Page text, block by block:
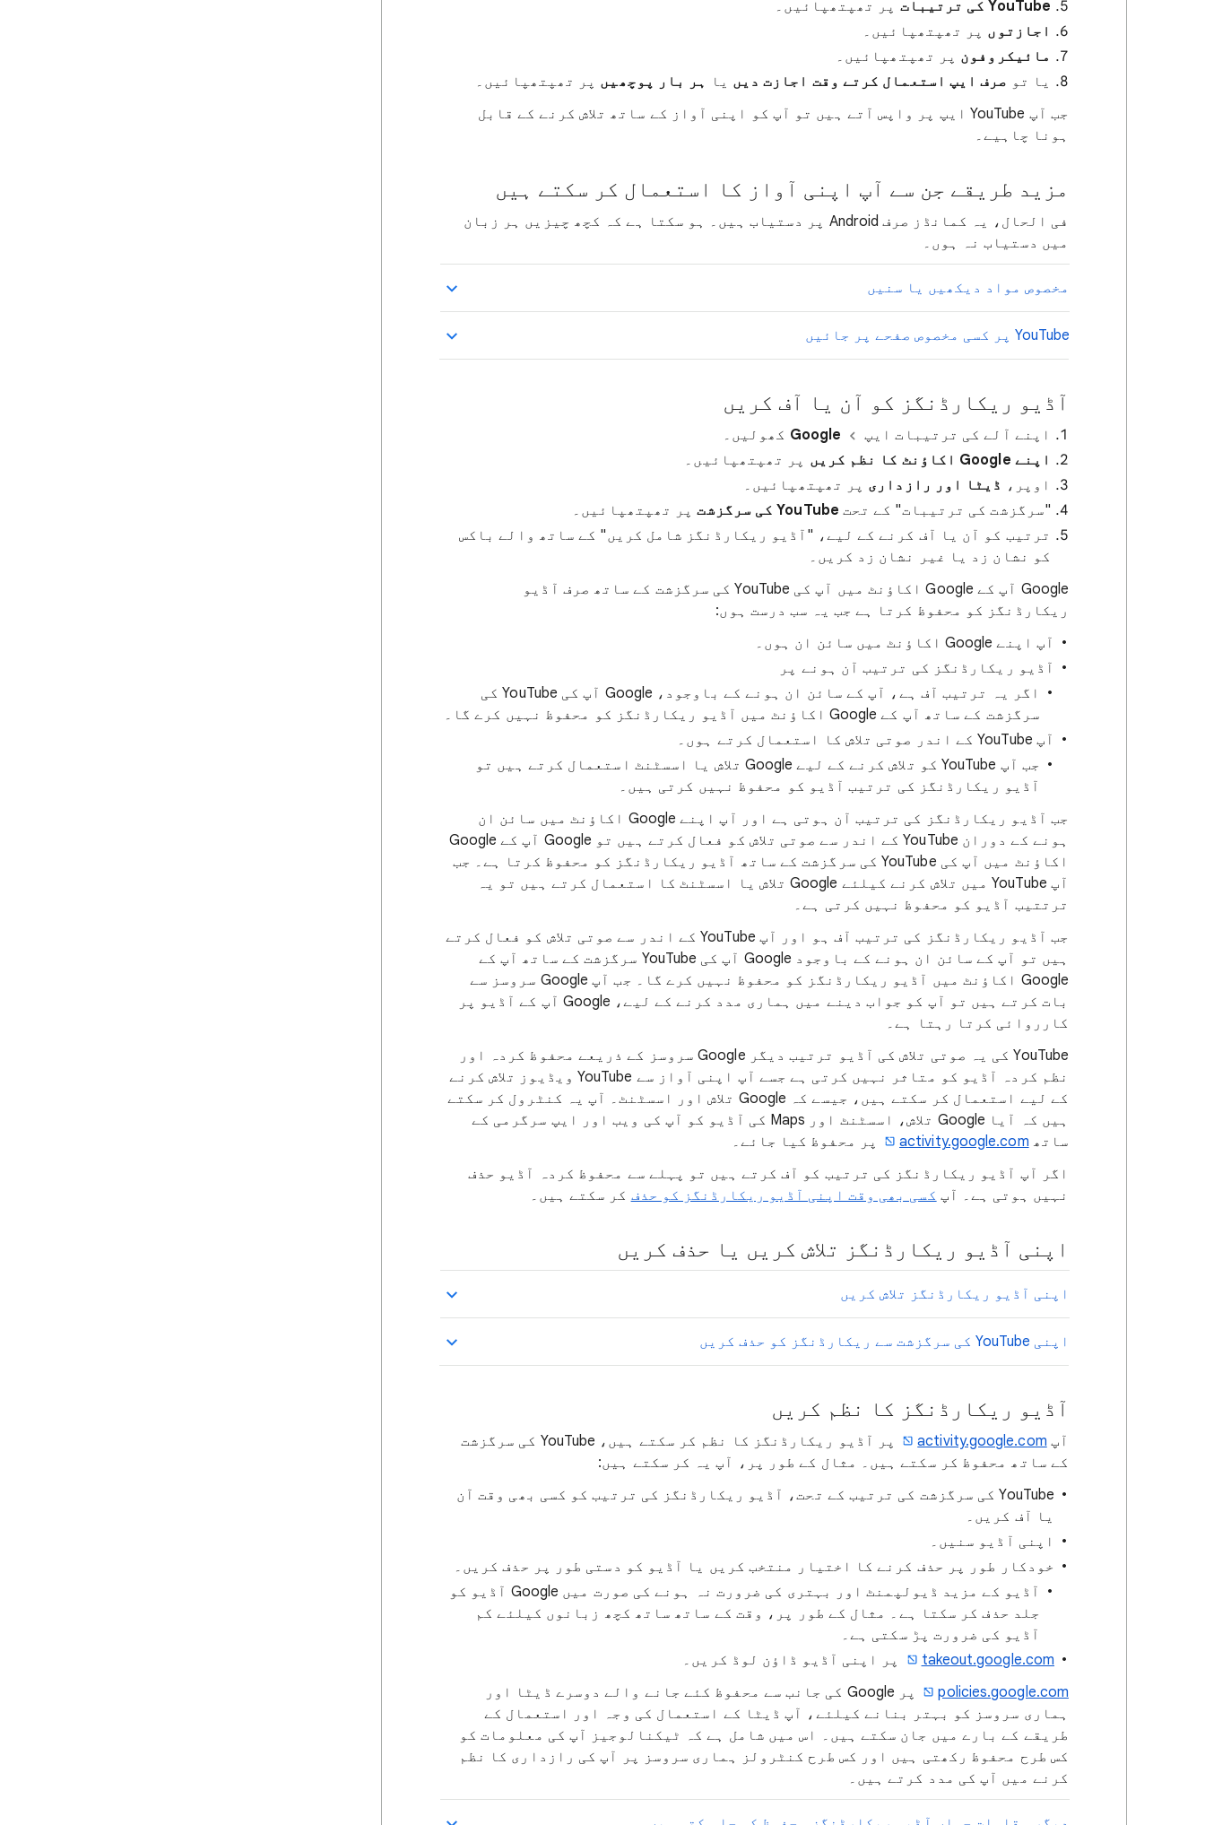
YouTube کی ترتیبات
پر تھپتھپائیں۔
اجازتوں پر تھپتھپائیں۔
مائیکروفون پر تھپتھپائیں۔
یا تو صرف ایپ استعمال کرتے وقت اجازت دیں یا ہر بار پوچھیں پر تھپتھپائیں۔
جب آپ YouTube ایپ پر واپس آتے ہیں تو آپ کو اپنی آواز کے ساتھ تلاش کرنے کے قابل
ہونا چاہیے۔
مزید طریقے جن سے آپ اپنی آواز کا استعمال کر سکتے ہیں
فی الحال، یہ کمانڈز صرف Android پر دستیاب ہیں۔ ہو سکتا ہے کہ کچھ چیزیں ہر زبان
میں دستیاب نہ ہوں۔
مخصوص مواد دیکھیں یا سنیں
YouTube پر کسی مخصوص صفحے پر جائیں
آڈیو ریکارڈنگز کو آن یا آف کریں
اپنے آلے کی ترتیبات ایپ Google کھولیں۔
اپنے Google اکاؤنٹ کا نظم کریں
پر تھپتھپائیں۔
اوپر، ڈیٹا اور رازداری پر تھپتھپائیں۔
"سرگزشت کی ترتیبات" کے تحت YouTube کی سرگزشت
پر تھپتھپائیں۔
ترتیب کو آن یا آف کرنے کے لیے، "آڈیو ریکارڈنگز شامل کریں" کے ساتھ والے باکس
کو نشان زد یا غیر نشان زد کریں۔
Google آپ کے Google اکاؤنٹ میں آپ کی YouTube کی سرگزشت کے ساتھ صرف آڈیو
ریکارڈنگز کو محفوظ کرتا ہے جب یہ سب درست ہوں:
آپ اپنے Google اکاؤنٹ میں سائن ان ہوں۔
آڈیو ریکارڈنگز کی ترتیب آن ہونے پر
اگر یہ ترتیب آف ہے، آپ کے سائن ان ہونے کے باوجود، Google آپ کی YouTube کی
سرگزشت کے ساتھ آپ کے Google اکاؤنٹ میں آڈیو ریکارڈنگز کو محفوظ نہیں کرے گا۔
آپ YouTube کے اندر صوتی تلاش کا استعمال کرتے ہوں۔
جب آپ YouTube کو تلاش کرنے کے لیے Google تلاش یا اسسٹنٹ استعمال کرتے ہیں تو
آڈیو ریکارڈنگز کی ترتیب آڈیو کو محفوظ نہیں کرتی ہیں۔
جب آڈیو ریکارڈنگز کی ترتیب آن ہوتی ہے اور آپ اپنے Google اکاؤنٹ میں سائن ان
ہونے کے دوران YouTube کے اندر سے صوتی تلاش کو فعال کرتے ہیں تو Google آپ کے Google
اکاؤنٹ میں آپ کی YouTube کی سرگزشت کے ساتھ آڈیو ریکارڈنگز کو محفوظ کرتا ہے۔ جب
آپ YouTube میں تلاش کرنے کیلئے Google تلاش یا اسسٹنٹ کا استعمال کرتے ہیں تو یہ
ترتتیب آڈیو کو محفوظ نہیں کرتی ہے۔
جب آڈیو ریکارڈنگز کی ترتیب آف ہو اور آپ YouTube کے اندر سے صوتی تلاش کو فعال کرتے
ہیں تو آپ کے سائن ان ہونے کے باوجود Google آپ کی YouTube سرگزشت کے ساتھ آپ کے
Google اکاؤنٹ میں آڈیو ریکارڈنگز کو محفوظ نہیں کرے گا۔ جب آپ Google سروسز سے
بات کرتے ہیں تو آپ کو جواب دینے میں ہماری مدد کرنے کے لیے، Google آپ کے آڈیو پر
کارروائی کرتا رہتا ہے۔
YouTube کی یہ صوتی تلاش کی آڈیو ترتیب دیگر Google سروسز کے ذریعے محفوظ کردہ اور
نظم کردہ آڈیو کو متاثر نہیں کرتی ہے جسے آپ اپنی آواز سے YouTube ویڈیوز تلاش کرنے
کے لیے استعمال کر سکتے ہیں، جیسے کہ Google تلاش اور اسسٹنٹ۔ آپ یہ کنٹرول کر سکتے
ہیں کہ آیا Google تلاش، اسسٹنٹ اور Maps کی آڈیو کو آپ کی ویب اور ایپ سرگرمی کے
ساتھ activity.google.com
پر محفوظ کیا جائے۔
اگر آپ آڈیو ریکارڈنگز کی ترتیب کو آف کرتے ہیں تو پہلے سے محفوظ کردہ آڈیو حذف
نہیں ہوتی ہے۔ آپ کسی بھی وقت اپنی آڈیو ریکارڈنگز کو حذف کر سکتے ہیں۔
اپنی آڈیو ریکارڈنگز تلاش کریں یا حذف کریں
اپنی آڈیو ریکارڈنگز تلاش کریں
اپنی YouTube کی سرگزشت سے ریکارڈنگز کو حذف کریں
آڈیو ریکارڈنگز کا نظم کریں
آپ activity.google.com
پر آڈیو ریکارڈنگز کا نظم کر سکتے ہیں، YouTube کی سرگزشت
کے ساتھ محفوظ کر سکتے ہیں۔ مثال کے طور پر، آپ یہ کر سکتے ہیں:
YouTube کی سرگزشت کی ترتیب کے تحت، آڈیو ریکارڈنگز کی ترتیب کو کسی بھی وقت آن
یا آف کریں۔
اپنی آڈیو سنیں۔
خودکار طور پر حذف کرنے کا اختیار منتخب کریں یا آڈیو کو دستی طور پر حذف کریں۔
آڈیو کے مزید ڈیولپمنٹ اور بہتری کی ضرورت نہ ہونے کی صورت میں Google آڈیو کو
جلد حذف کر سکتا ہے۔ مثال کے طور پر، وقت کے ساتھ ساتھ کچھ زبانوں کیلئے کم
آڈیو کی ضرورت پڑ سکتی ہے۔
takeout.google.com
پر اپنی آڈیو ڈاؤن لوڈ کریں۔
policies.google.com
پر Google کی جانب سے محفوظ کئے جانے والے دوسرے ڈیٹا اور
ہماری سروسز کو بہتر بنانے کیلئے، آپ ڈیٹا کے استعمال کی وجہ اور استعمال کے
طریقے کے بارے میں جان سکتے ہیں۔ اس میں شامل ہے کہ ٹیکنالوجیز آپ کی معلومات کو
کس طرح محفوظ رکھتی ہیں اور کس طرح کنٹرولز ہماری سروسز پر آپ کی رازداری کا نظم
کرنے میں آپ کی مدد کرتے ہیں۔